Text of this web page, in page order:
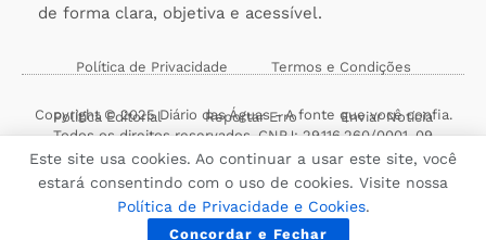
de forma clara, objetiva e acessível.
Política de Privacidade Termos e Condições
Política Editorial Reportar Erro Enviar Notícia
Copyright © 2025 Diário das Águas - A fonte que você confia.
Todos os direitos reservados. CNPJ: 29.116.260/0001-09
Este site usa cookies. Ao continuar a usar este site, você
estará consentindo com o uso de cookies. Visite nossa
Política de Privacidade e Cookies.
Concordar e Fechar